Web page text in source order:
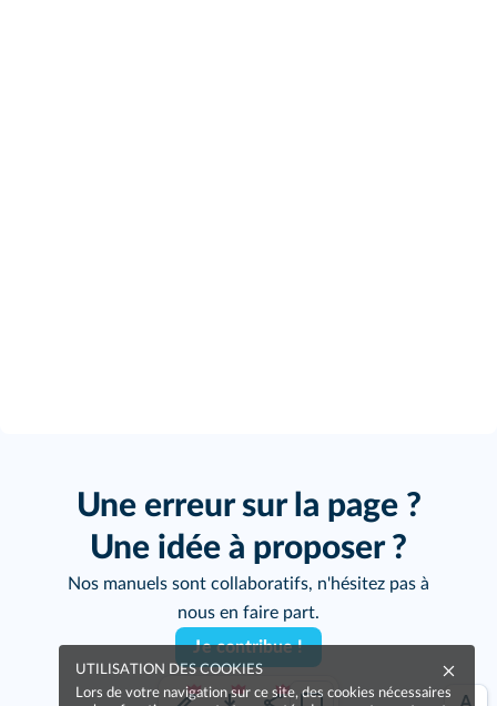
Une erreur sur la page ?
Une idée à proposer ?
Nos manuels sont collaboratifs, n'hésitez pas à
nous en faire part.
Je contribue !
UTILISATION DES COOKIES
Lors de votre navigation sur ce site, des cookies nécessaires